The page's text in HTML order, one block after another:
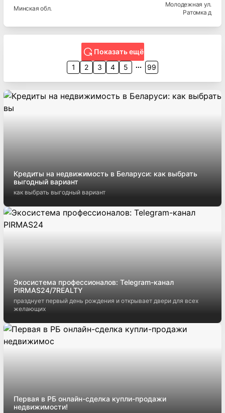
Минская обл.
Молодежная ул.
Ратомка д
Показать ещё
1
2 3 4 5 99
Кредиты на недвижимость в Беларуси: как выбрать
выгодный вариант
как выбрать выгодный вариант
Экосистема профессионалов: Telegram-канал
PIRMAS24/7REALTY
празднует первый день рождения и открывает двери для всех
желающих
Первая в РБ онлайн-сделка купли-продажи
недвижимости!